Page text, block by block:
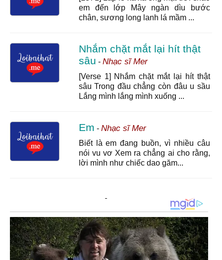
Duyên 14/9/23 21:31
22/8/25 9:42
! Hãy cẩn thận những người thân của bạn, tôi thề
bằng danh dự của tôi, sắp có chuyện gì đó xảy ra với
bạn rồi! Tôi không có tên, nhưng bạn có thể gọi tôi là
Bài này hay quá ngây thơ trong sáng
thỏ 0 màu 21/9/25 14:06
bài hay lắm hen nên nghe bản nhạc nha
6/1/26 20:35
hay quá !!!
tôi ko có tên 6/1/26 20:36
Bài này hay quá ngây thơ trong sáng
em đến lớp Mây ngàn dìu bước
chân, sương long lanh lá mầm ...
Nhắm chặt mắt lại hít thật
sâu - Nhạc sĩ Mer
[Verse 1] Nhắm chặt mắt lại hít thật
sâu Trong đầu chẳng còn đâu u sầu
Lắng mình lắng mình xuống ...
Em - Nhạc sĩ Mer
Biết là em đang buồn, vì nhiều câu
nói vu vơ Xem ra chẳng ai cho rằng,
lời mình như chiếc dao găm...